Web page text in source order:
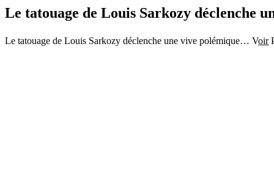
Le tatouage de Louis Sarkozy déclenche
Le tatouage de Louis Sarkozy déclenche une vive polémique… Vo̲i̲r̲